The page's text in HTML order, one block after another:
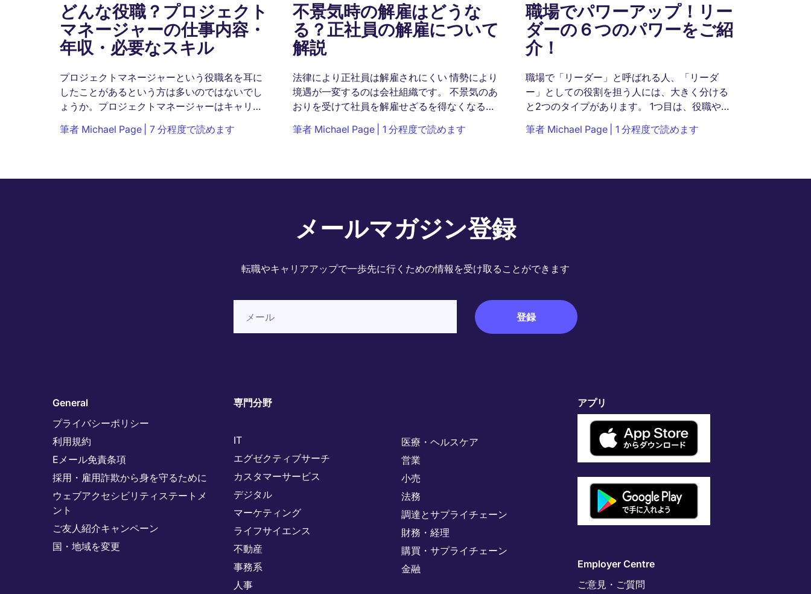
どんな役職？プロジェクト
マネージャーの仕事内容・
年収・必要なスキル
プロジェクトマネージャーという役職名を耳に
したことがあるという方は多いのではないでし
ょうか。プロジェクトマネージャーはキャリア
アップを狙う上で、ぜひ知っておきたい役職で
はあるものの、...
筆者 Michael Page 7 分程度で読めます
不景気時の解雇はどうな
る？正社員の解雇について
解説
法律により正社員は解雇されにくい 情勢により
境遇が一変するのは会社組織です。 不景気のあ
おりを受けて社員を解雇せざるを得なくなるこ
ともあります。 しかし法律上、正社員の解雇は
簡単にはできません。 ...
筆者 Michael Page 1 分程度で読めます
職場でパワーアップ！リー
ダーの６つのパワーをご紹
介！
職場で「リーダー」と呼ばれる人、「リーダ
ー」としての役割を担う人には、大きく分ける
と2つのタイプがあります。 1つ目は、役職や地
位でそのままリーダーとして扱われるべき人、
そして2つ目は、本人がリーダーとしての資質を
筆者 Michael Page 1 分程度で読めます
メールマガジン登録
転職やキャリアアップで一歩先に行くための情報を受け取ることができます
General
プライバシーポリシー
利用規約
Eメール免責条項
採用・雇用詐欺から身を守るために
ウェブアクセシビリティステートメ
ント
ご友人紹介キャンペーン
国・地域を変更
専門分野
IT
エグゼクティブサーチ
カスタマーサービス
デジタル
マーケティング
ライフサイエンス
不動産
事務系
人事
医療・ヘルスケア
営業
小売
法務
調達とサプライチェーン
財務・経理
購買・サプライチェーン
金融
アプリ
Employer Centre
ご意見・ご質問